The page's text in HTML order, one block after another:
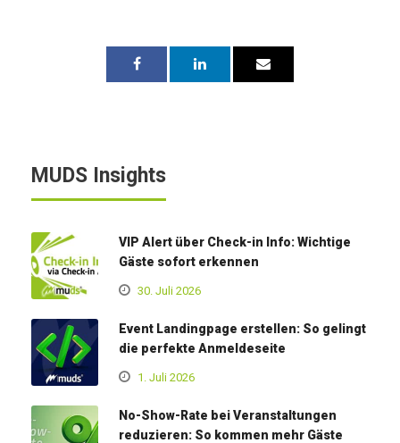
MUDS Insights
VIP Alert über Check-in Info: Wichtige
Gäste sofort erkennen
30. Juli 2026
Event Landingpage erstellen: So gelingt
die perfekte Anmeldeseite
1. Juli 2026
No-Show-Rate bei Veranstaltungen
reduzieren: So kommen mehr Gäste